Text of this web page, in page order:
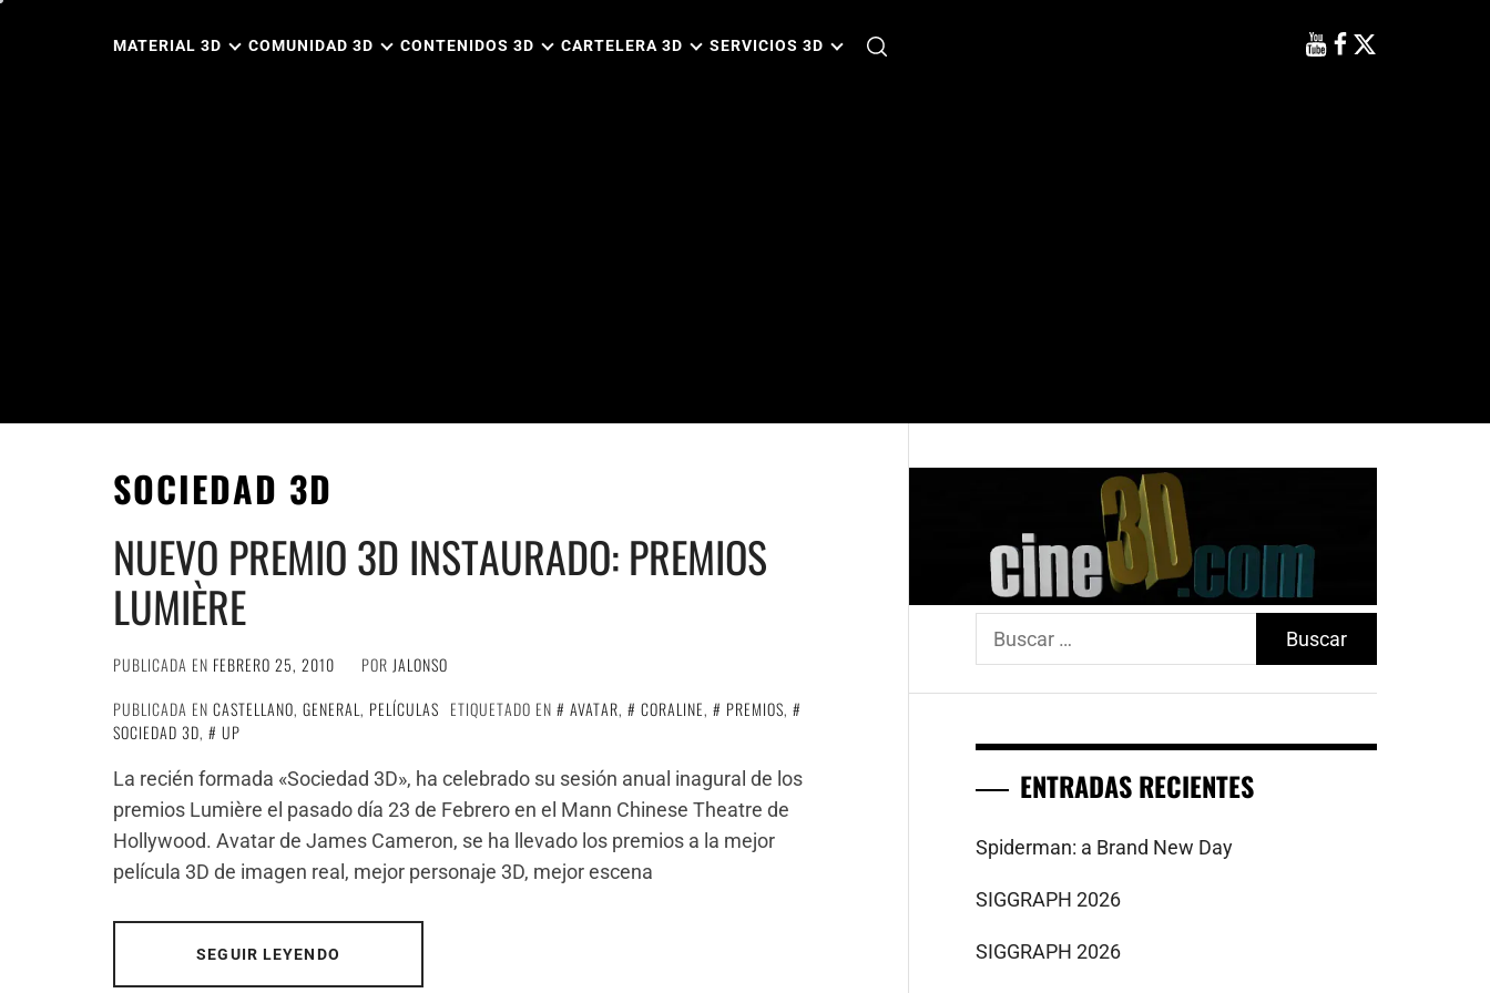
MATERIAL 3D COMUNIDAD 3D CONTENIDOS 3D CARTELERA 3D SERVICIOS 3D
SOCIEDAD 3D
NUEVO PREMIO 3D INSTAURADO: PREMIOS
LUMIÈRE
PUBLICADA EN FEBRERO 25, 2010 POR JALONSO
PUBLICADA EN CASTELLANO, GENERAL, PELÍCULAS ETIQUETADO EN AVATAR, CORALINE, PREMIOS,
SOCIEDAD 3D,
UP
La recién formada «Sociedad 3D», ha celebrado su sesión anual inagural de los
premios Lumière el pasado día 23 de Febrero en el Mann Chinese Theatre de
Hollywood. Avatar de James Cameron, se ha llevado los premios a la mejor
película 3D de imagen real, mejor personaje 3D, mejor escena
SEGUIR LEYENDO
Buscar:
ENTRADAS RECIENTES
Spiderman: a Brand New Day
SIGGRAPH 2026
SIGGRAPH 2026